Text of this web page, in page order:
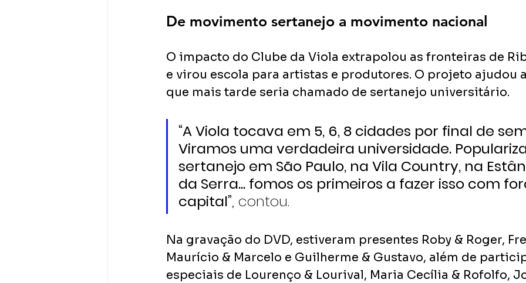
De movimento sertanejo a movimento nacional
O impacto do Clube da Viola extrapolou as fronteiras de
e virou escola para artistas e produtores. O projeto ajudou
que mais tarde seria chamado de sertanejo universitário.
“A Viola tocava em 5, 6, 8 cidades por final de
Viramos uma verdadeira universidade.
sertanejo em São Paulo, na Vila Country, na
da Serra... fomos os primeiros a fazer isso com
capital”, contou.
Na gravação do DVD, estiveram presentes Roby & Roger,
Maurício & Marcelo e Guilherme & Gustavo, além de
especiais de Lourenço & Lourival, Maria Cecília & Rofolfo,